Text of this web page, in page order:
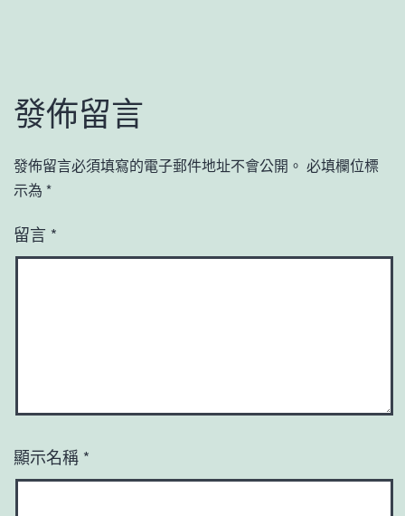
發佈留言
發佈留言必須填寫的電子郵件地址不會公開。 必填欄位標
示為 *
留言 *
顯示名稱 *